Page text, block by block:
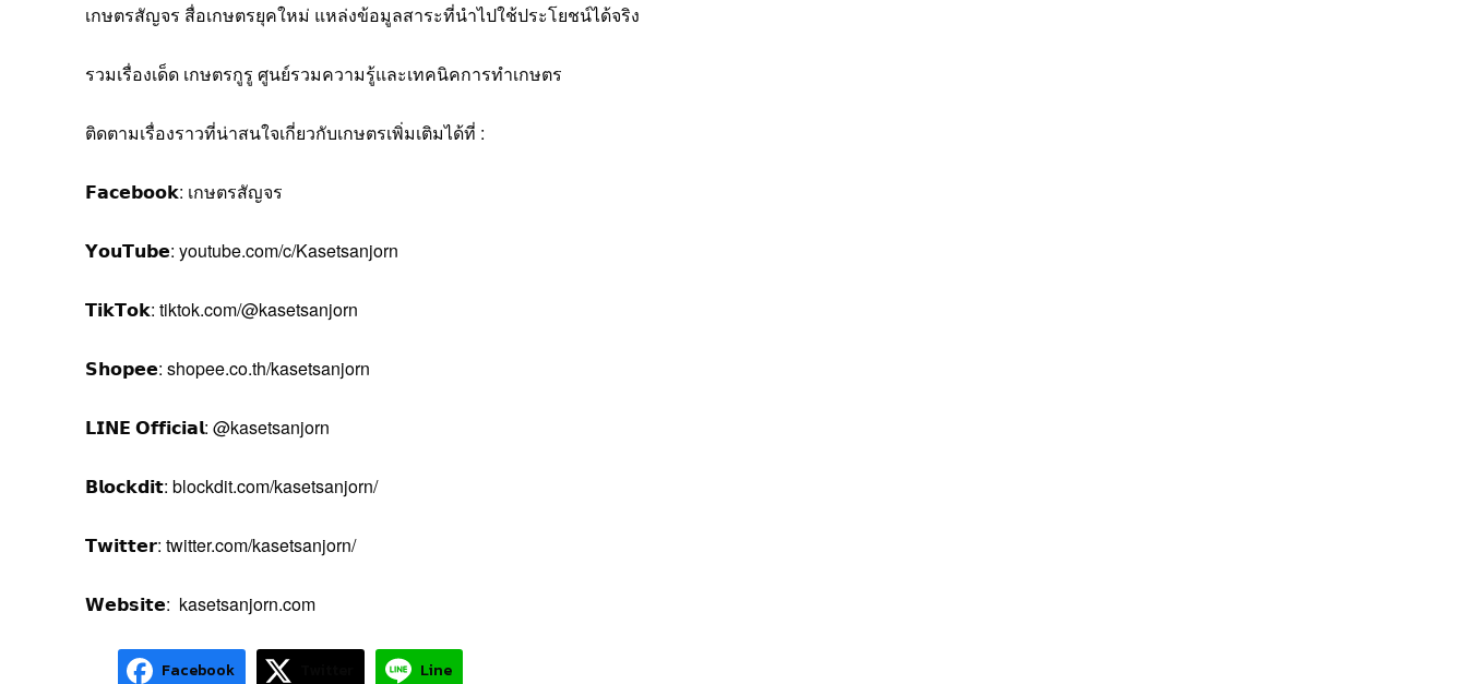
เกษตรสัญจร สื่อเกษตรยุคใหม่ แหล่งข้อมูลสาระที่นำไปใช้ประโยชน์ได้จริง
รวมเรื่องเด็ด เกษตรกูรู ศูนย์รวมความรู้และเทคนิคการทำเกษตร
ติดตามเรื่องราวที่น่าสนใจเกี่ยวกับเกษตรเพิ่มเติมได้ที่ :
𝗙𝗮𝗰𝗲𝗯𝗼𝗼𝗸: เกษตรสัญจร
𝗬𝗼𝘂𝗧𝘂𝗯𝗲: youtube.com/c/Kasetsanjorn
𝗧𝗶𝗸𝗧𝗼𝗸: tiktok.com/@kasetsanjorn
𝗦𝗵𝗼𝗽𝗲𝗲: shopee.co.th/kasetsanjorn
𝗟𝗜𝗡𝗘 𝗢𝗳𝗳𝗶𝗰𝗶𝗮𝗹: @kasetsanjorn
𝗕𝗹𝗼𝗰𝗸𝗱𝗶𝘁: blockdit.com/kasetsanjorn/
𝗧𝘄𝗶𝘁𝘁𝗲𝗿: twitter.com/kasetsanjorn/
𝗪𝗲𝗯𝘀𝗶𝘁𝗲: kasetsanjorn.com
Facebook Line